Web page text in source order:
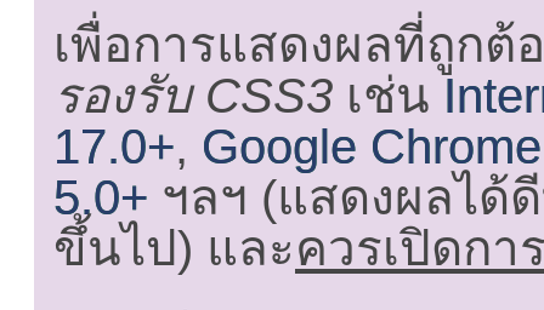
เพื่อการแสดงผลที่ถูกต้
รองรับ CSS3 เช่น
17.0+, Google
5.0+ ฯลฯ (แสดงผลได้
ขึ้นไป) และควรเปิดกา